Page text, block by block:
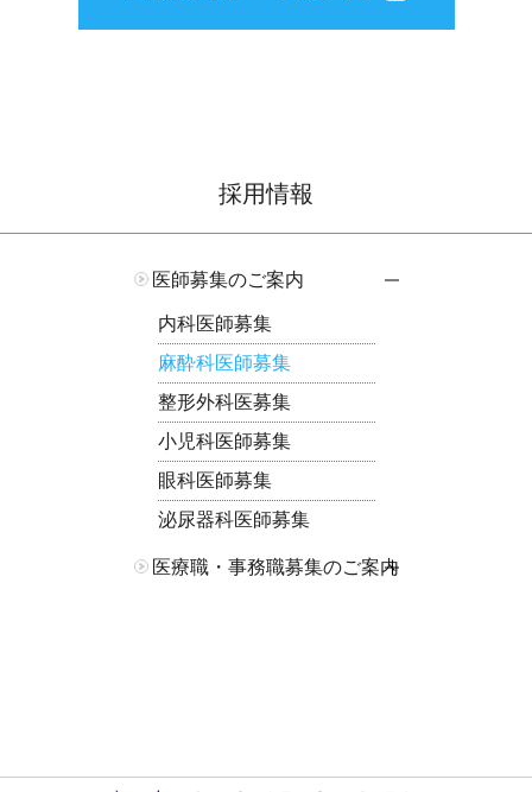
採用情報
医師募集のご案内 開閉
内科医師募集
麻酔科医師募集
整形外科医募集
小児科医師募集
眼科医師募集
泌尿器科医師募集
医療職・事務職募集のご案内開閉